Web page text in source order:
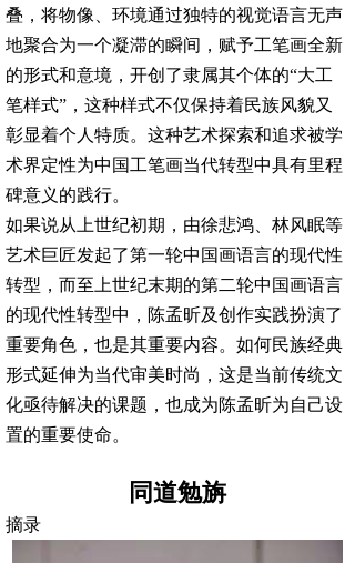
叠，将物像、环境通过独特的视觉语言无声
地聚合为一个凝滞的瞬间，赋予工笔画全新
的形式和意境，开创了隶属其个体的“大工
笔样式”，这种样式不仅保持着民族风貌又
彰显着个人特质。这种艺术探索和追求被学
术界定性为中国工笔画当代转型中具有里程
碑意义的践行。
如果说从上世纪初期，由徐悲鸿、林风眠等
艺术巨匠发起了第一轮中国画语言的现代性
转型，而至上世纪末期的第二轮中国画语言
的现代性转型中，陈孟昕及创作实践扮演了
重要角色，也是其重要内容。如何民族经典
形式延伸为当代审美时尚，这是当前传统文
化亟待解决的课题，也成为陈孟昕为自己设
置的重要使命。
同道勉旃
摘录